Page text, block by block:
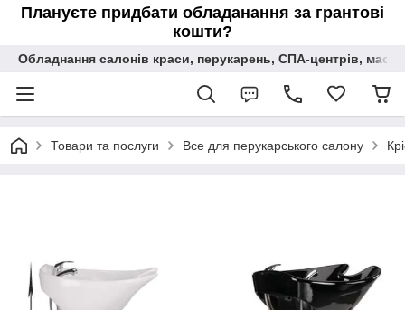
Плануєте придбати обладанання за грантові
кошти?
Обладнання салонів краси, перукарень, СПА-центрів,
Товари та послуги Все для перукарського салону